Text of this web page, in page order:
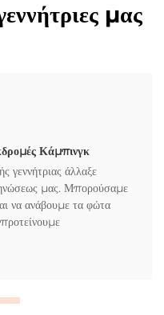
μας
Κάμπινγκ
γεννήτριας άλλαξε
μας. Μπορούσαμε
να ανάβουμε τα φώτα